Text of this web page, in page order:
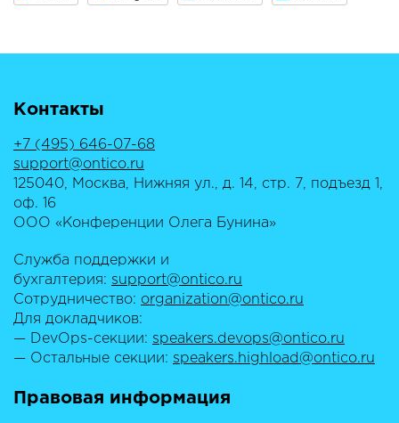
Контакты
+7 (495) 646-07-68
support@ontico.ru
125040, Москва, Нижняя ул., д. 14, стр. 7, подъезд 1,
оф. 16
ООО «Конференции Олега Бунина»
Служба поддержки и
бухгалтерия: support@ontico.ru
Сотрудничество: organization@ontico.ru
Для докладчиков:
— DevOps-секции: speakers.devops@ontico.ru
— Остальные секции: speakers.highload@ontico.ru
Правовая информация